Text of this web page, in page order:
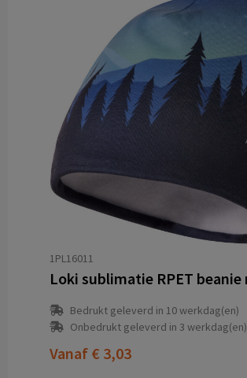
1PL16011
Bedrukt geleverd in 10 werkdag(en)
Onbedrukt geleverd in 3 werkdag(en)
Vanaf € 3,03